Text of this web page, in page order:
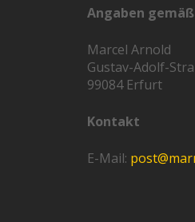
Angaben gemäß
Marcel Arnold
Gustav-Adolf-
99084 Erfurt
Kontakt
E-Mail: